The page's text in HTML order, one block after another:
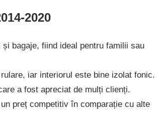
2020
bagaje, fiind ideal pentru familii sau
iar interiorul este bine izolat fonic.
a fost apreciat de mulți clienți.
preț competitiv în comparație cu alte